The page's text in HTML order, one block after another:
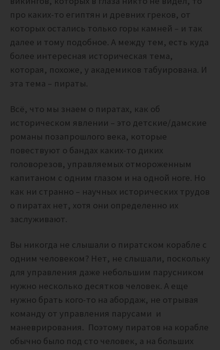
про каких-то египтян и древних греков, от
которых остались только горы камней – и так
далее и тому подобное. А между тем, есть куда
более интересная историческая тема,
которая, похоже, у академиков табуирована. И
эта тема – пираты.
Всё, что мы знаем о пиратах, как об
историческом явлении – это детские/дамские
романы позапрошлого века, которые
повествуют о бандах каких-то диких
головорезов, управляемых отмороженным
капитаном с одним глазом и на одной ноге. Но
как ни странно – научных исторических трудов
о пиратах нет, хотя они определенно их
заслуживают.
Вы никогда не слышали о пиратском корабле с
одним человеком? Нет, не слышали, поскольку
для управления даже небольшим парусником
нужно несколько десятков человек. А еще
нужно брать кого-то на абордаж, не отрывая
команду от управления парусами и
маневрирования. Поэтому пиратов на корабле
обычно было под сто человек, а на больших